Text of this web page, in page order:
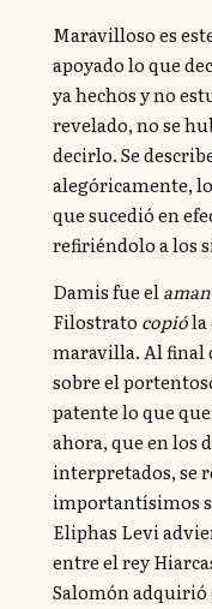
Maravilloso es
apoyado lo que
ya hechos y no
revelado, no se
decirlo. Se
alegóricamente,
que sucedió en
refiriéndolo a los
Damis fue el
Filostratocopióla
maravilla. Al final
sobre el
patente lo que
ahora, que en los
interpretados, se
importantísimos
Eliphas Levi
entre el rey
Salomón adquirió